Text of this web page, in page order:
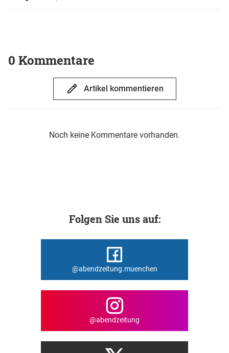
0 Kommentare
Artikel kommentieren
Noch keine Kommentare vorhanden.
Folgen Sie uns auf:
@abendzeitung.muenchen
@abendzeitung